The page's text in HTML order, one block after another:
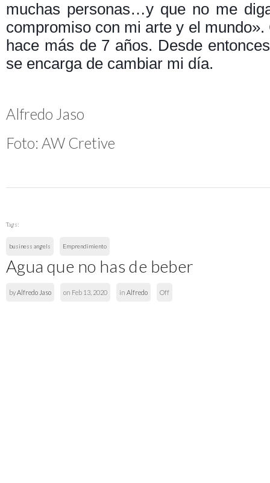
muchas personas…y que no me
compromiso con mi arte y el
hace más de 7 años. Desde
se encarga de cambiar mi día.
Alfredo Jaso
Foto: AW Cretive
Tags:
business angels Emprendimiento
Agua que no has de beber
byAlfredo Jaso on Feb 13, 2020 in Alfredo Off